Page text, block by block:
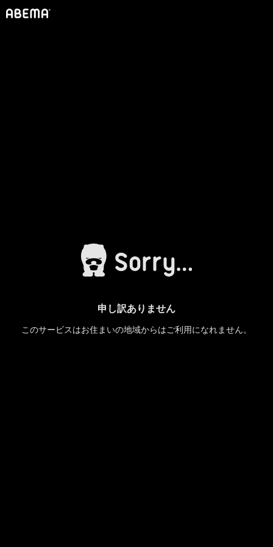
申し訳ありません
このサービスはお住まいの地域からはご利用になれません。